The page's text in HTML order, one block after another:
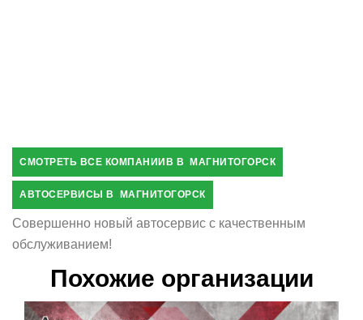
СМОТРЕТЬ ВСЕ КОМПАНИИВ В МАГНИТОГОРСК
АВТОСЕРВИСЫ В МАГНИТОГОРСК
Совершенно новый автосервис с качественным
обслуживанием!
Похожие организации